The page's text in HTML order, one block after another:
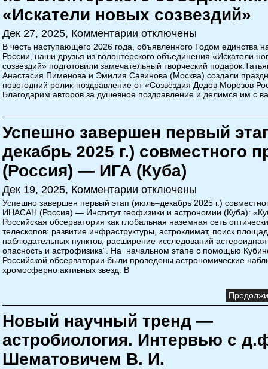
«Искатели новых созвездий»
Дек 27, 2025, Комментарии отключены
В честь наступающего 2026 года, объявленного Годом единства
России, наши друзья из волонтёрского объединения «Искатели
созвездий» подготовили замечательный творческий
Анастасия Пименова и Эмилия Савинова (Москва) создали
новогодний ролик-поздравление от «Созвездия Дедов Морозов
Благодарим авторов за душевное поздравление и делимся им с
Успешно завершен первый
декабрь 2025 г.) совместного
(Россия) — ИГА (Куба)
Дек 19, 2025, Комментарии отключены
Успешно завершен первый этап (июль–декабрь 2025 г.)
ИНАСАН (Россия) — Институт геофизики и астрономии (Куба):
Российская обсерватория как глобальная наземная сеть
телескопов: развитие инфраструктуры, астроклимат, поиск
наблюдательных пунктов, расширение исследований
опасность и астрофизика”. На начальном этапе с помощью
Российской обсерватории были проведены астрономические
хромосферно активных звезд. В
Новый научный тренд —
астробиология. Интервью с
Шематовичем В. И.